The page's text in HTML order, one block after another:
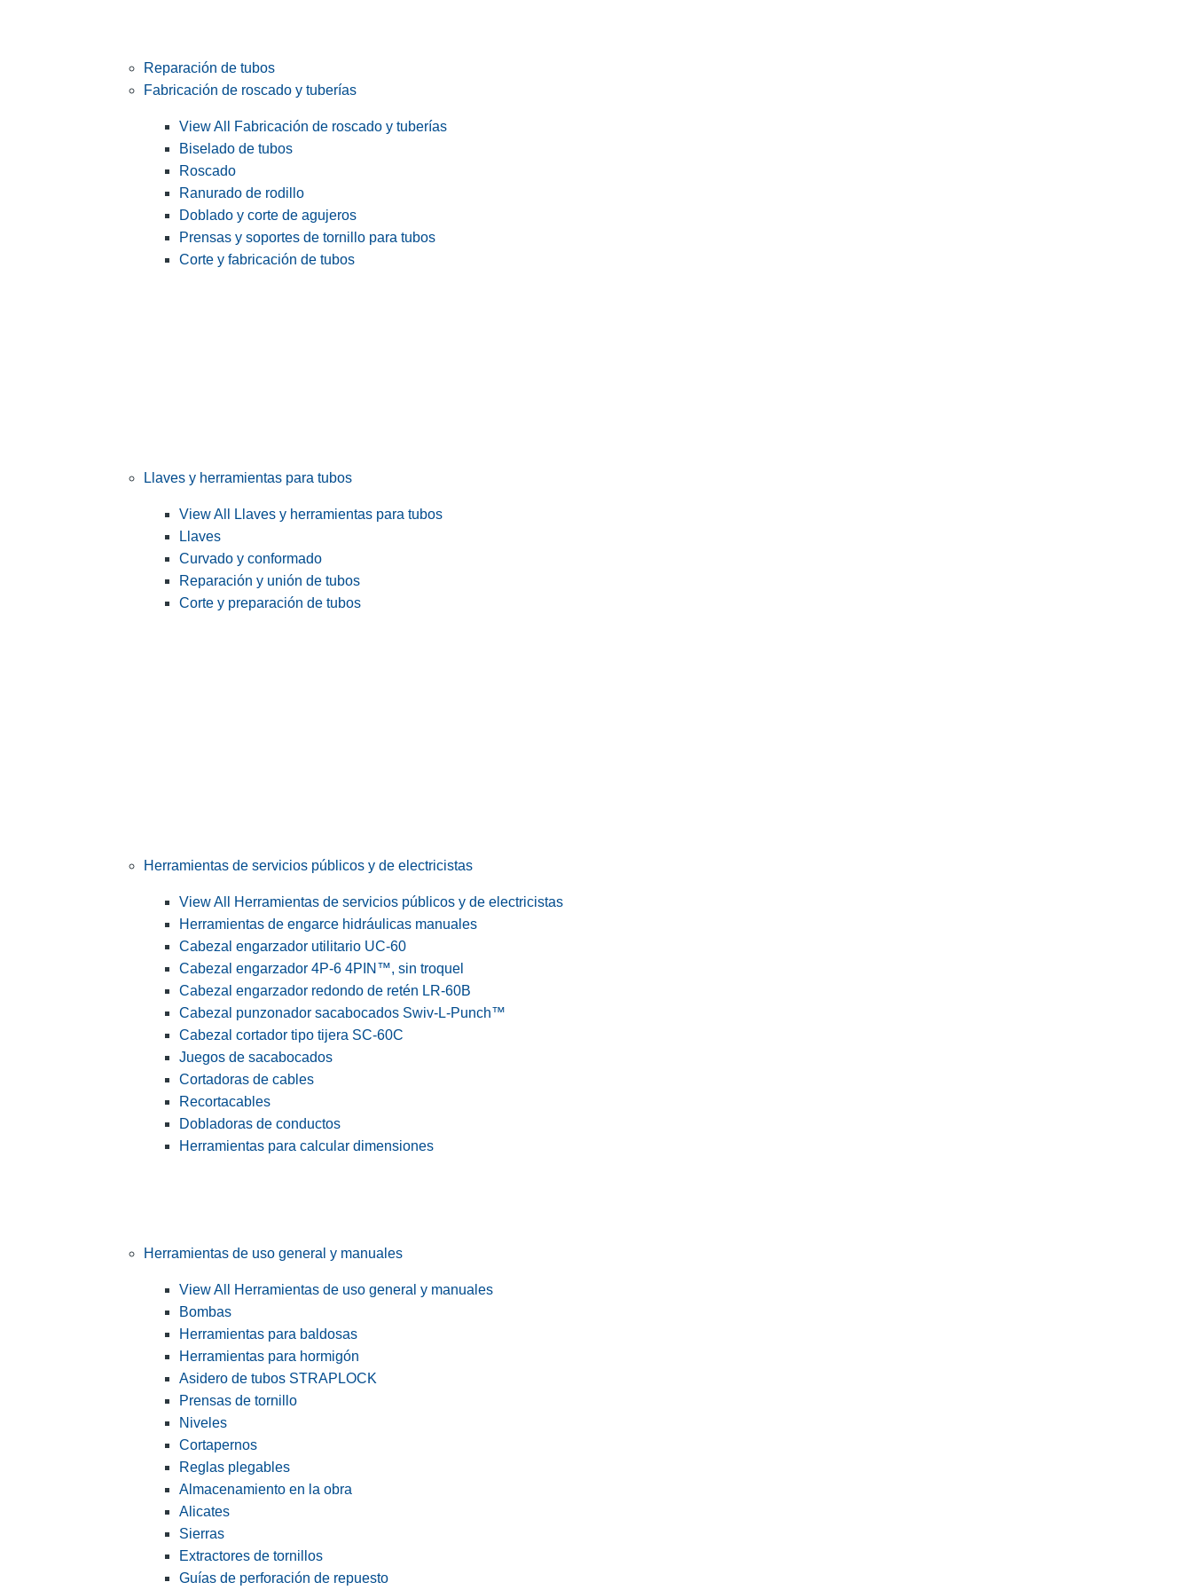
Reparación de tubos
Fabricación de roscado y tuberías
View All Fabricación de roscado y tuberías
Biselado de tubos
Roscado
Ranurado de rodillo
Doblado y corte de agujeros
Prensas y soportes de tornillo para tubos
Corte y fabricación de tubos
Llaves y herramientas para tubos
View All Llaves y herramientas para tubos
Llaves
Curvado y conformado
Reparación y unión de tubos
Corte y preparación de tubos
Herramientas de servicios públicos y de electricistas
View All Herramientas de servicios públicos y de electricistas
Herramientas de engarce hidráulicas manuales
Cabezal engarzador utilitario UC-60
Cabezal engarzador 4P-6 4PIN™, sin troquel
Cabezal engarzador redondo de retén LR-60B
Cabezal punzonador sacabocados Swiv-L-Punch™
Cabezal cortador tipo tijera SC-60C
Juegos de sacabocados
Cortadoras de cables
Recortacables
Dobladoras de conductos
Herramientas para calcular dimensiones
Herramientas de uso general y manuales
View All Herramientas de uso general y manuales
Bombas
Herramientas para baldosas
Herramientas para hormigón
Asidero de tubos STRAPLOCK
Prensas de tornillo
Niveles
Cortapernos
Reglas plegables
Almacenamiento en la obra
Alicates
Sierras
Extractores de tornillos
Guías de perforación de repuesto